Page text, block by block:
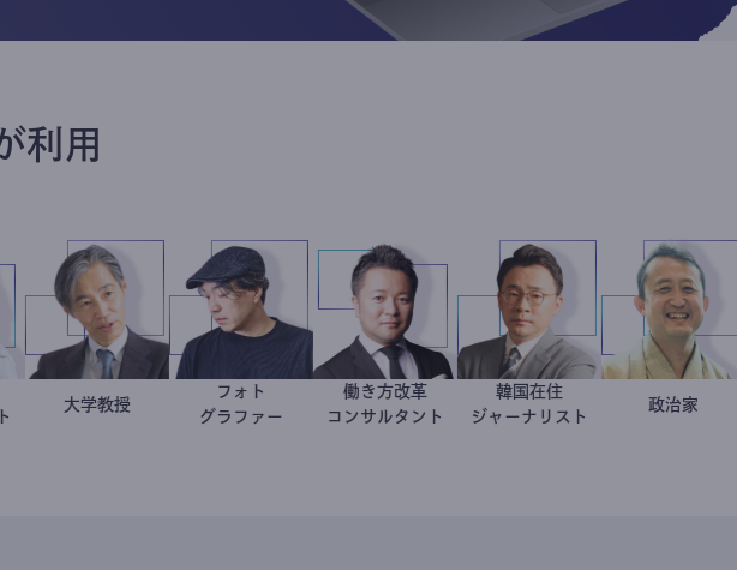
利用
留美
ロス
ナリスト
加藤忠史
大学教授
グラファー
働き方改革
コンサルタント
韓国在住
ジャーナリスト